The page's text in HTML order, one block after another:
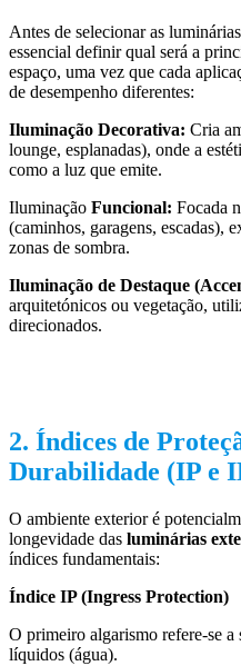
Antes de selecionar as
essencial definir qual será a
espaço, uma vez que cada
de desempenho diferentes:
Iluminação Decorativa: Cria
lounge, esplanadas), onde a
como a luz que emite.
Iluminação Funcional: Focada
(caminhos, garagens, escadas),
zonas de sombra.
Iluminação de Destaque
arquitetónicos ou vegetação,
direcionados.
2. Índices de
Durabilidade (IP e
O ambiente exterior é
longevidade das luminárias
índices fundamentais:
Índice IP (Ingress Protection)
O primeiro algarismo refere-se a
líquidos (água).